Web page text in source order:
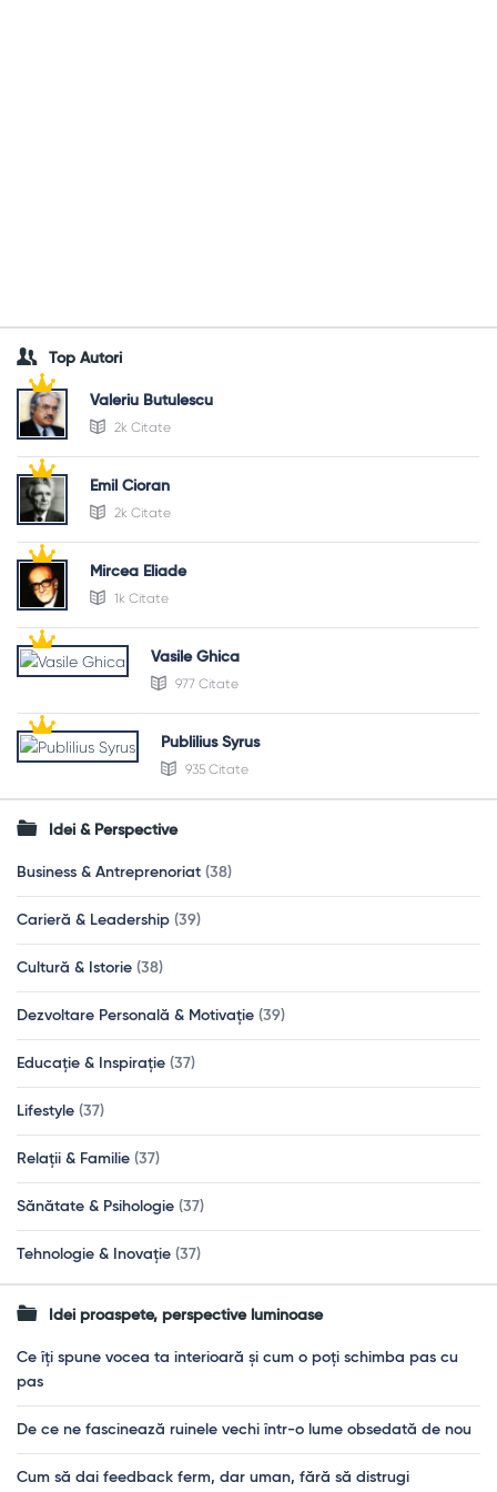
Top Autori
Valeriu Butulescu
2k Citate
Emil Cioran
2k Citate
Mircea Eliade
1k Citate
Vasile Ghica
977 Citate
Publilius Syrus
935 Citate
Idei & Perspective
Business & Antreprenoriat (38)
Carieră & Leadership (39)
Cultură & Istorie (38)
Dezvoltare Personală & Motivație (39)
Educație & Inspirație (37)
Lifestyle (37)
Relații & Familie (37)
Sănătate & Psihologie (37)
Tehnologie & Inovație (37)
Idei proaspete, perspective luminoase
Ce îți spune vocea ta interioară și cum o poți schimba pas cu
pas
De ce ne fascinează ruinele vechi într-o lume obsedată de nou
Cum să dai feedback ferm, dar uman, fără să distrugi